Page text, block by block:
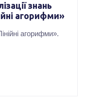
знань
агорифми»
агорифми».